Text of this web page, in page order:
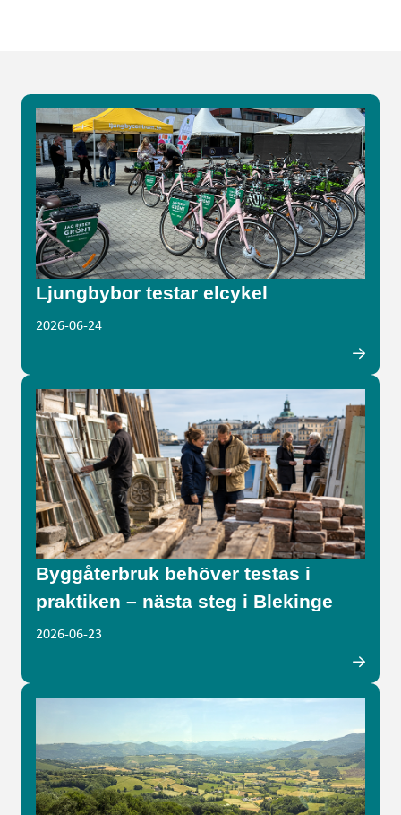
Ljungbybor testar elcykel
2026-06-24
Byggåterbruk behöver testas i
praktiken – nästa steg i Blekinge
2026-06-23